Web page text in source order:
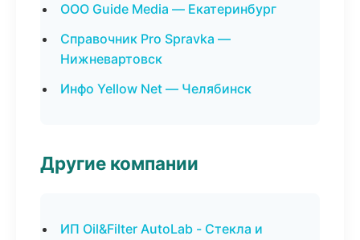
ООО Guide Media — Екатеринбург
Справочник Pro Spravka —
Нижневартовск
Инфо Yellow Net — Челябинск
Другие компании
ИП Oil&Filter AutoLab - Стекла и